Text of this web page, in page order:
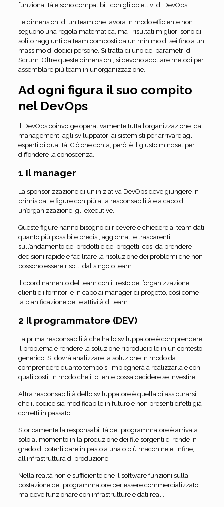
funzionalità e sono compatibili con gli obiettivi di DevOps.
Le dimensioni di un team che lavora in modo efficiente non
seguono una regola matematica, ma i risultati migliori sono di
solito raggiunti da team composti da un minimo di sei fino a un
massimo di dodici persone. Si tratta di uno dei parametri di
Scrum. Oltre queste dimensioni, si devono adottare metodi per
assemblare più team in un’organizzazione.
Ad ogni figura il suo compito
nel DevOps
Il DevOps coinvolge operativamente tutta l’organizzazione: dal
management, agli sviluppatori ai sistemisti per arrivare agli
esperti di qualità. Ciò che conta, però, è il giusto mindset per
diffondere la conoscenza.
1 Il manager
La sponsorizzazione di un’iniziativa DevOps deve giungere in
primis dalle figure con più alta responsabilità e a capo di
un’organizzazione, gli executive.
Queste figure hanno bisogno di ricevere e chiedere ai team dati
quanto più possibile precisi, aggiornati e trasparenti
sull’andamento dei prodotti e dei progetti, così da prendere
decisioni rapide e facilitare la risoluzione dei problemi che non
possono essere risolti dal singolo team.
Il coordinamento del team con il resto dell’organizzazione, i
clienti e i fornitori è in capo ai manager di progetto, così come
la pianificazione delle attività di team.
2 Il programmatore (DEV)
La prima responsabilità che ha lo sviluppatore è comprendere
il problema e rendere la soluzione riproducibile in un contesto
generico. Si dovrà analizzare la soluzione in modo da
comprendere quanto tempo si impiegherà a realizzarla e con
quali costi, in modo che il cliente possa decidere se investire.
Altra responsabilità dello sviluppatore è quella di assicurarsi
che il codice sia modificabile in futuro e non presenti difetti già
corretti in passato.
Storicamente la responsabilità del programmatore è arrivata
solo al momento in la produzione dei file sorgenti ci rende in
grado di poterli dare in pasto a una o più macchine e, infine,
all’infrastruttura di produzione.
Nella realtà non è sufficiente che il software funzioni sulla
postazione del programmatore per essere commercializzato,
ma deve funzionare con infrastrutture e dati reali.